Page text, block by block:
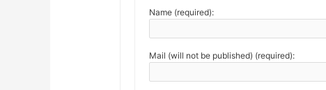
Name (required):
Mail (will not be published) (required):